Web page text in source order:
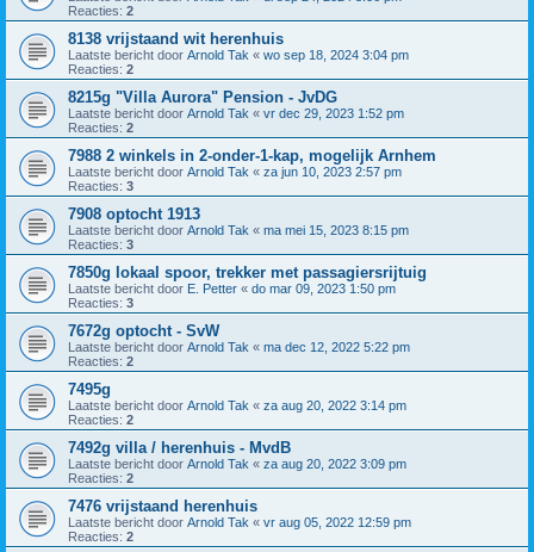
Reacties: 2
8138 vrijstaand wit herenhuis
Laatste bericht door Arnold Tak « wo sep 18, 2024 3:04 pm
Reacties: 2
8215g "Villa Aurora" Pension - JvDG
Laatste bericht door Arnold Tak « vr dec 29, 2023 1:52 pm
Reacties: 2
7988 2 winkels in 2-onder-1-kap, mogelijk Arnhem
Laatste bericht door Arnold Tak « za jun 10, 2023 2:57 pm
Reacties: 3
7908 optocht 1913
Laatste bericht door Arnold Tak « ma mei 15, 2023 8:15 pm
Reacties: 3
7850g lokaal spoor, trekker met passagiersrijtuig
Laatste bericht door E. Petter « do mar 09, 2023 1:50 pm
Reacties: 3
7672g optocht - SvW
Laatste bericht door Arnold Tak « ma dec 12, 2022 5:22 pm
Reacties: 2
7495g
Laatste bericht door Arnold Tak « za aug 20, 2022 3:14 pm
Reacties: 2
7492g villa / herenhuis - MvdB
Laatste bericht door Arnold Tak « za aug 20, 2022 3:09 pm
Reacties: 2
7476 vrijstaand herenhuis
Laatste bericht door Arnold Tak « vr aug 05, 2022 12:59 pm
Reacties: 2